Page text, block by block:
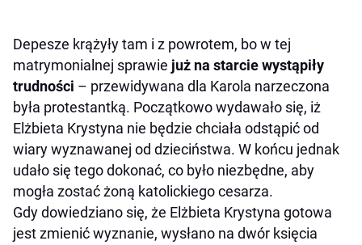
Depesze krążyły tam i z powrotem, bo w tej
matrymonialnej sprawie już na starcie wystąpiły
trudności – przewidywana dla Karola narzeczona
była protestantką. Początkowo wydawało się, iż
Elżbieta Krystyna nie będzie chciała odstąpić od
wiary wyznawanej od dzieciństwa. W końcu jednak
udało się tego dokonać, co było niezbędne, aby
mogła zostać żoną katolickiego cesarza.
Gdy dowiedziano się, że Elżbieta Krystyna gotowa
jest zmienić wyznanie, wysłano na dwór księcia